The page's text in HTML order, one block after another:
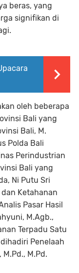
beras, yang
signifikan di
oleh beberapa
Bali yang
Bali, M.
Polda Bali
Perindustrian
Bali yang
Ni Putu Sri
dan Ketahanan
Pasar Hasil
M.Agb.,
Terpadu Satu
Penelaah
M.Pd.